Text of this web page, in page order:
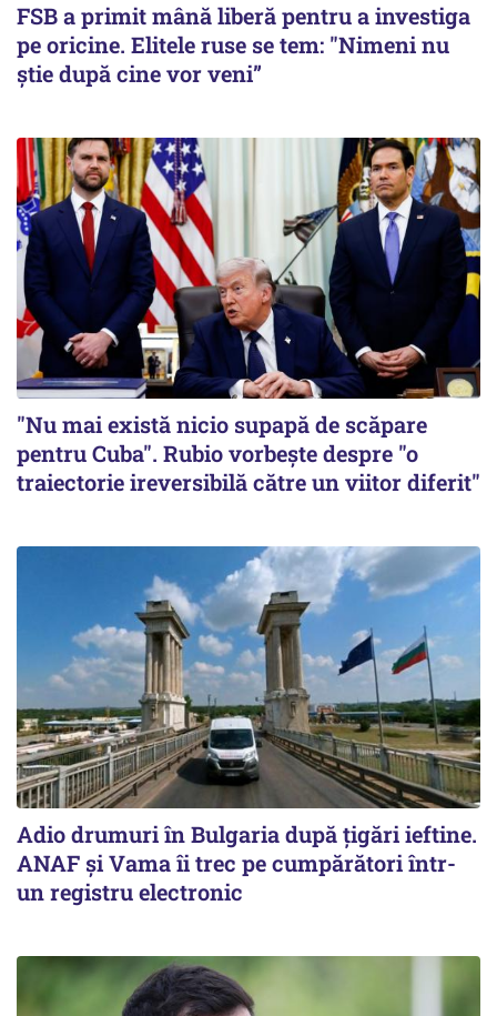
FSB a primit mână liberă pentru a investiga
pe oricine. Elitele ruse se tem: "Nimeni nu
știe după cine vor veni”
"Nu mai există nicio supapă de scăpare
pentru Cuba". Rubio vorbește despre "o
traiectorie ireversibilă către un viitor diferit"
Adio drumuri în Bulgaria după țigări ieftine.
ANAF și Vama îi trec pe cumpărători într-
un registru electronic